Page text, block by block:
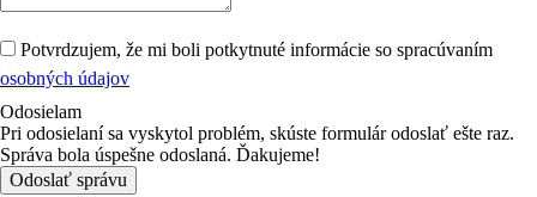
Potvrdzujem, že mi boli potkytnuté informácie so spracúvaním
osobných údajov
Odosielam
Pri odosielaní sa vyskytol problém, skúste formulár odoslať ešte raz.
Správa bola úspešne odoslaná. Ďakujeme!
Odoslať správu